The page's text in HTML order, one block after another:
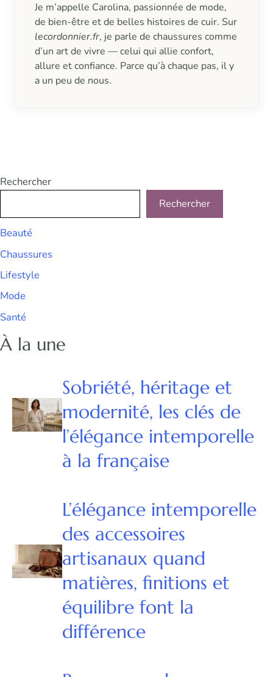
Je m’appelle Carolina, passionnée de mode,
de bien-être et de belles histoires de cuir. Sur
lecordonnier.fr, je parle de chaussures comme
d’un art de vivre — celui qui allie confort,
allure et confiance. Parce qu’à chaque pas, il y
a un peu de nous.
Rechercher
Rechercher
Beauté
Chaussures
Lifestyle
Mode
Santé
À la une
Sobriété, héritage et
modernité, les clés de
l’élégance intemporelle
à la française
L’élégance intemporelle
des accessoires
artisanaux quand
matières, finitions et
équilibre font la
différence